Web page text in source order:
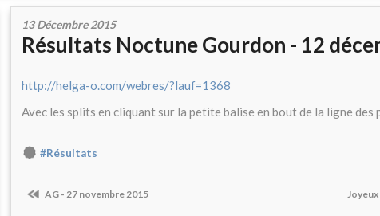
13 Décembre 2015
Résultats Noctune Gourdon - 12
http://helga-o.com/webres/?lauf=1368
Avec les splits en cliquant sur la petite balise en bout de la ligne des
#Résultats
AG - 27 novembre 2015